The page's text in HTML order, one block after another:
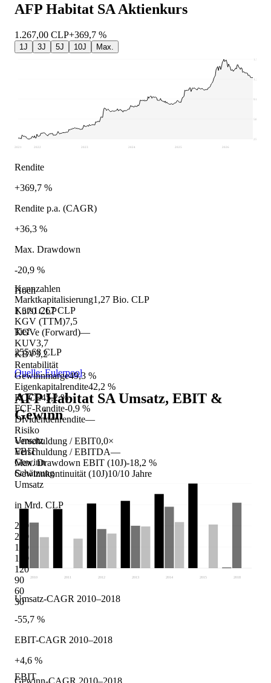
Kennzahlen
Marktkapitalisierung1,27 Bio. CLP
Kurs1.267 CLP
KGV (TTM)7,5
KGVe (Forward)—
KUV3,7
KBV3,2
Rentabilität
Gewinnmarge49,3 %
Eigenkapitalrendite42,2 %
ROCE45,2 %
FCF-Rendite-0,9 %
Dividendenrendite—
Risiko
Verschuldung / EBIT0,0×
Verschuldung / EBITDA—
Max. Drawdown EBIT (10J)-18,2 %
Gewinnkontinuität (10J)10/10 Jahre
Umsatz
in Mrd. CLP
240
210
180
150
120
90
60
30
EBIT
AFP Habitat SA Aktienkurs
1.267,00 CLP+369,7 %
1J 3J 5J 10J Max.
255,68
584,26
912,84
1.241
1.570
2021 2022 2023 2024 2025 2026
Rendite
+369,7 %
Rendite p.a. (CAGR)
+36,3 %
Max. Drawdown
-20,9 %
Hoch
1.570 CLP
Tief
255,68 CLP
Quelle: Eulerpool
AFP Habitat SA Umsatz, EBIT &
Gewinn
Umsatz
EBIT
Gewinn
Schätzung
2010 2011 2012 2013 2014 2015 2018
Umsatz-CAGR 2010–2018
-55,7 %
EBIT-CAGR 2010–2018
+4,6 %
Gewinn-CAGR 2010–2018